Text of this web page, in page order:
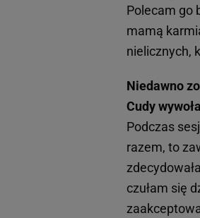
Polecam go
mamą
nielicznych,
Niedawno
Cudy
Podczas
razem, to
czułam się